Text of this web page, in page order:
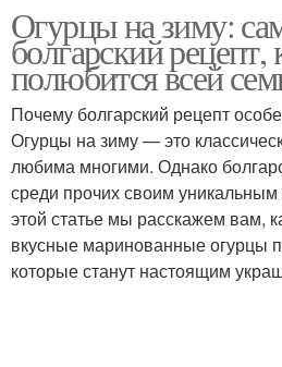
болгарском рецепте
Огурцы на зиму:
болгарский
полюбится всей
Почему болгарский рецепт
Огурцы на зиму — это
любима многими. Однако
среди прочих своим
этой статье мы расскажем вам,
вкусные маринованные огурцы
которые станут настоящим